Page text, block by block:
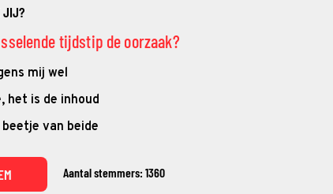
JIJ?
tijdstip de oorzaak?
mij wel
het is de inhoud
beetje van beide
Aantal stemmers: 1360